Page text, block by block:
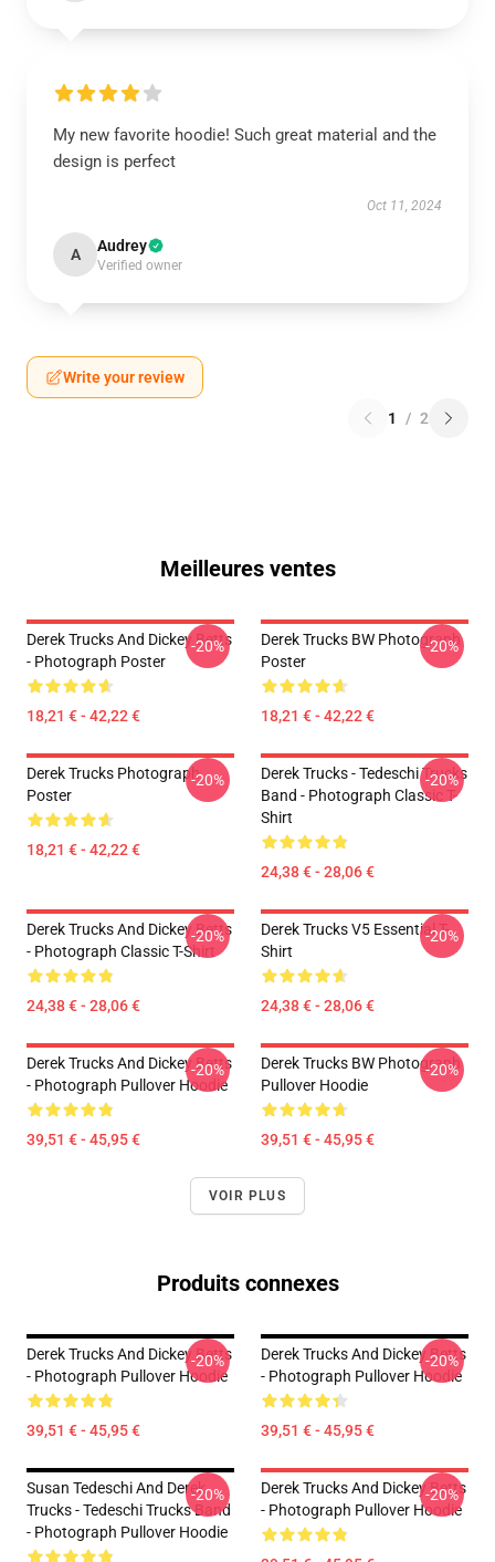
My new favorite hoodie! Such great material and the
design is perfect
Oct 11, 2024
A Audrey
Verified owner
Write your review
1 / 2
Meilleures ventes
Derek Trucks And Dickey Betts
- Photograph Poster
18,21 € - 42,22 €
-20%
Derek Trucks BW Photograph
Poster
18,21 € - 42,22 €
-20%
Derek Trucks Photograph
Poster
18,21 € - 42,22 €
-20%
Derek Trucks - Tedeschi Trucks
Band - Photograph Classic T-
Shirt
24,38 € - 28,06 €
-20%
Derek Trucks And Dickey Betts
- Photograph Classic T-Shirt
24,38 € - 28,06 €
-20%
Derek Trucks V5 Essential T-
Shirt
24,38 € - 28,06 €
-20%
Derek Trucks And Dickey Betts
- Photograph Pullover Hoodie
39,51 € - 45,95 €
-20%
Derek Trucks BW Photograph
Pullover Hoodie
39,51 € - 45,95 €
-20%
VOIR PLUS
Produits connexes
Derek Trucks And Dickey Betts
- Photograph Pullover Hoodie
39,51 € - 45,95 €
-20%
Derek Trucks And Dickey Betts
- Photograph Pullover Hoodie
39,51 € - 45,95 €
-20%
Susan Tedeschi And Derek
Trucks - Tedeschi Trucks Band
- Photograph Pullover Hoodie
-20%
Derek Trucks And Dickey Betts
- Photograph Pullover Hoodie
-20%